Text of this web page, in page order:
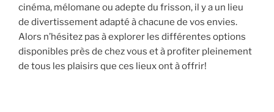
cinéma, mélomane ou adepte du frisson, il y a un lieu
de divertissement adapté à chacune de vos envies.
Alors n’hésitez pas à explorer les différentes options
disponibles près de chez vous et à profiter pleinement
de tous les plaisirs que ces lieux ont à offrir!